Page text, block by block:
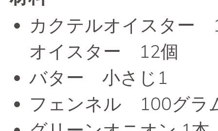
カクテルオイスター
オイスター 12個
バター 小さじ1
フェンネル 100グラ